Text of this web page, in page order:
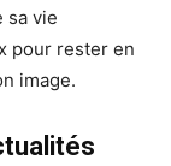
sa vie
pour rester en
image.